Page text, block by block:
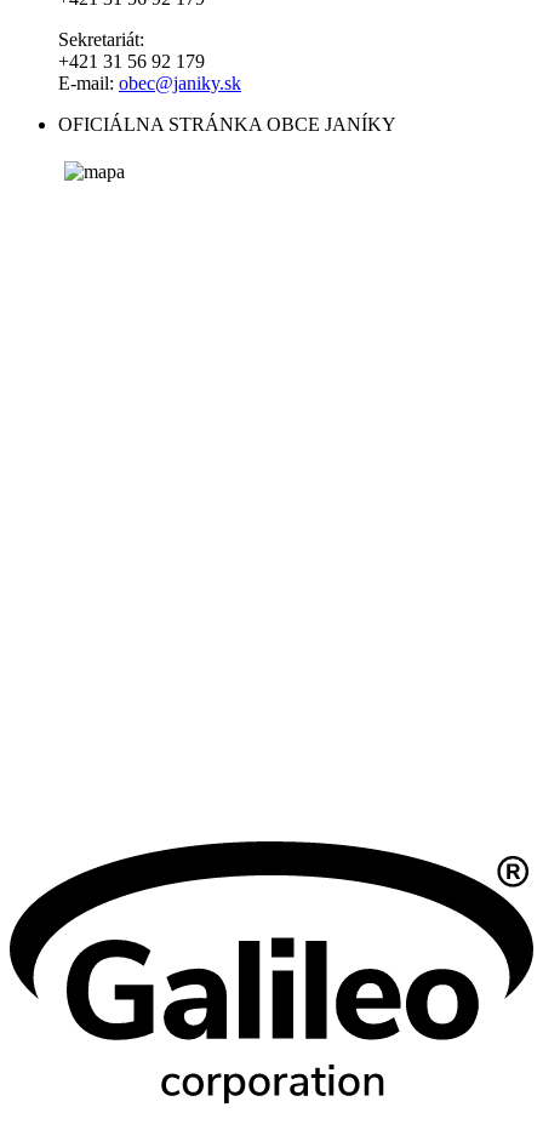
Sekretariát:
+421 31 56 92 179
E-mail: obec@janiky.sk
OFICIÁLNA STRÁNKA OBCE JANÍKY